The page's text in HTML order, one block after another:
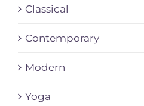
Classical
Contemporary
Modern
Yoga